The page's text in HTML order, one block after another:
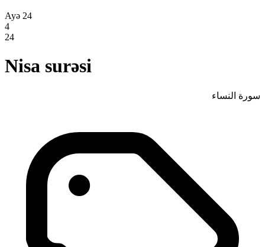
Ayə 24
4
24
Nisa surəsi
سورة النساء